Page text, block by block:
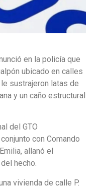
en la policía que
ubicado en calles
sustrajeron latas de
y un caño estructural
del GTO
con Comando
allanó el
hecho.
vivienda de calle P.